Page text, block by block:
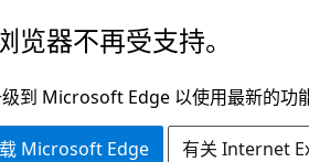
览器不再受支持。
到 Microsoft Edge 以使用最新的功
Microsoft Edge 有关 Internet